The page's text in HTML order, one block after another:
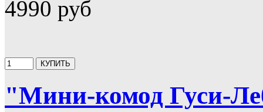
4990 руб
"Мини-комод Гуси-